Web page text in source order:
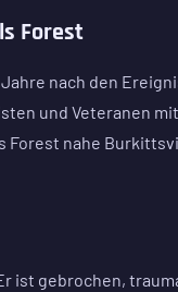
Forest
nach den
und Veteranen
Forest nahe
ist gebrochen,